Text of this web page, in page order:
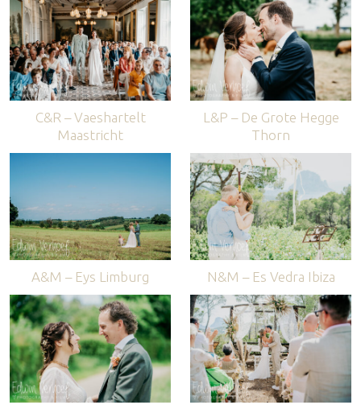
C&R – Vaeshartelt
Maastricht
L&P – De Grote Hegge
Thorn
A&M – Eys Limburg N&M – Es Vedra Ibiza